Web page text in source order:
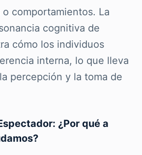
comportamientos. La
cognitiva de
cómo los individuos
interna, lo que lleva
percepción y la toma de
¿Por qué a